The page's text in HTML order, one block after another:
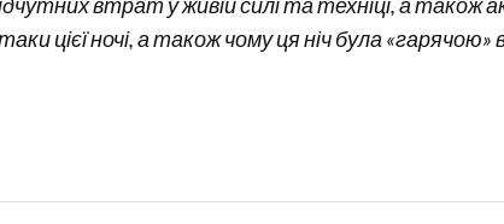
цієї ночі, а також чому ця ніч була «гарячою»